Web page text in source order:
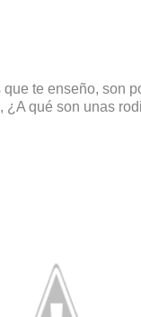
te enseño, son
¿A qué son unas